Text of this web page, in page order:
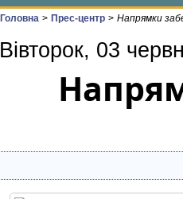
Головна > Прес-центр > Напрямки
Вівторок, 03